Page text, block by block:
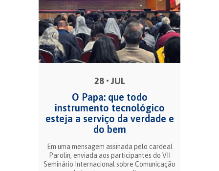
28 • JUL
O Papa: que todo
instrumento tecnológico
esteja a serviço da verdade e
do bem
Em uma mensagem assinada pelo cardeal
Parolin, enviada aos participantes do VII
Seminário Internacional sobre Comunicação